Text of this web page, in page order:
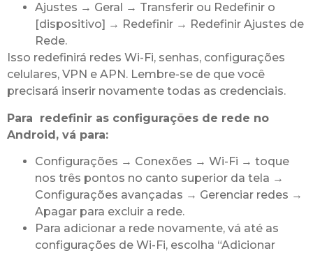
Ajustes → Geral → Transferir ou Redefinir o
[dispositivo] → Redefinir → Redefinir Ajustes de
Rede.
Isso redefinirá redes Wi-Fi, senhas, configurações
celulares, VPN e APN. Lembre-se de que você
precisará inserir novamente todas as credenciais.
Para redefinir as configurações de rede no
Android, vá para:
Configurações → Conexões → Wi-Fi → toque
nos três pontos no canto superior da tela →
Configurações avançadas → Gerenciar redes →
Apagar para excluir a rede.
Para adicionar a rede novamente, vá até as
configurações de Wi-Fi, escolha “Adicionar